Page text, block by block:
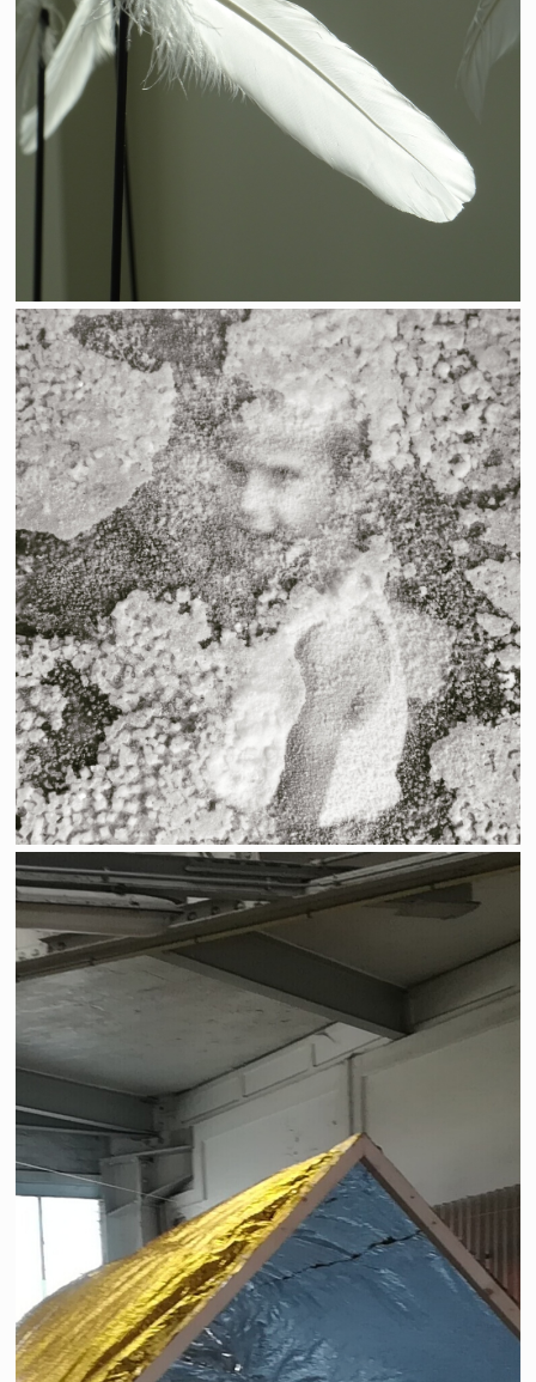
Selon Le vent
Frémissement de l'instant